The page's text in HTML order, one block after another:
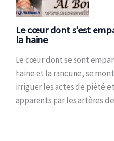
Le cœur dont s’est
la haine
Le cœur dont se sont
haine et la rancune, se
irriguer les actes de piété
apparents par les artères